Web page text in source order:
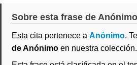
Sobre esta frase de Anónimo
Esta cita pertenece a Anónimo.
de Anónimo en nuestra colección.